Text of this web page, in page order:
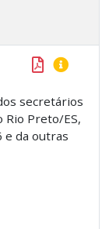
secretários
Rio Preto/ES,
e da outras